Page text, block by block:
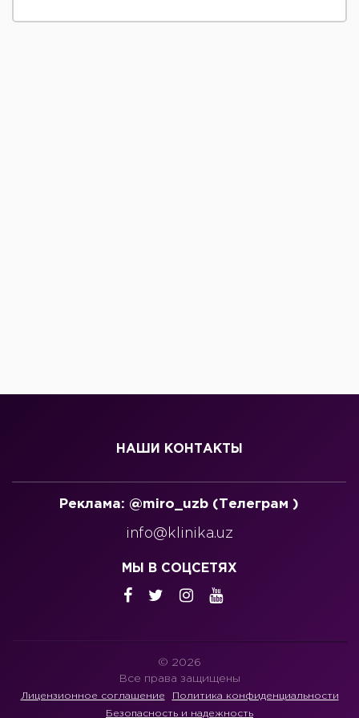
НАШИ КОНТАКТЫ
Реклама: @miro_uzb (Телеграм )
info@klinika.uz
МЫ В СОЦСЕТЯХ
© 2026
Все права защищены
Лицензионное соглашение
Политика конфиденциальности
Безопасность и надежность